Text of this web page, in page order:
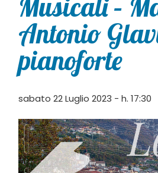
Musicali –
Antonio
pianoforte
sabato 22 Luglio 2023 - h. 17:30